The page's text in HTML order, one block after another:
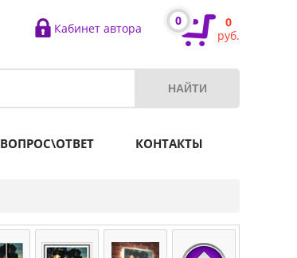
Кабинет автора
0
0
руб.
ВОПРОС\ОТВЕТ КОНТАКТЫ